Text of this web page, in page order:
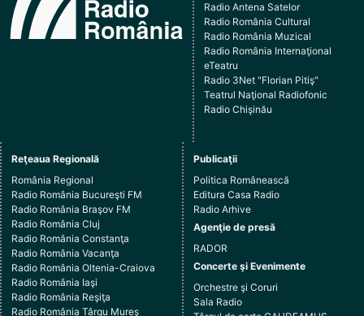
Radio Antena Satelor
Radio România Cultural
Radio România Muzical
Radio România Internaţional
eTeatru
Radio 3Net "Florian Pitiş"
Teatrul Naţional Radiofonic
Radio Chişinău
Reţeaua Regională
România Regional
Radio România Bucureşti FM
Radio România Braşov FM
Radio România Cluj
Radio România Constanţa
Radio România Vacanţa
Radio România Oltenia-Craiova
Radio România Iaşi
Radio România Reşiţa
Radio România Târgu Mureş
Publicaţii
Politica Românească
Editura Casa Radio
Radio Arhive
Agenţie de presă
RADOR
Concerte şi Evenimente
Orchestre şi Coruri
Sala Radio